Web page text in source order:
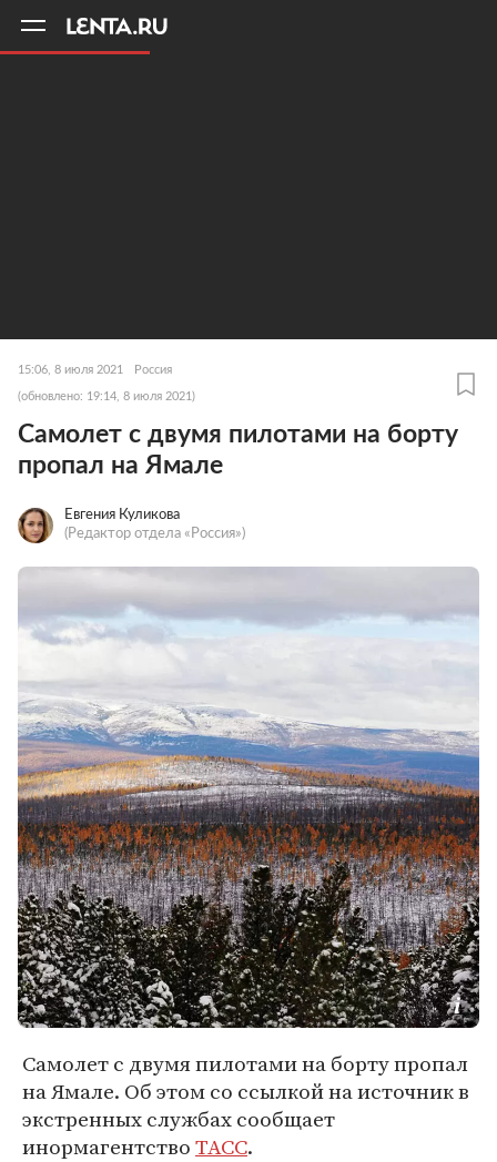
15:06, 8 июля 2021 Россия
(обновлено: 19:14, 8 июля 2021)
Самолет с двумя пилотами на борту
пропал на Ямале
Евгения Куликова
(Редактор отдела «Россия»)
Самолет с двумя пилотами на борту пропал
на Ямале. Об этом со ссылкой на источник в
экстренных службах сообщает
инормагентствоТАСС.